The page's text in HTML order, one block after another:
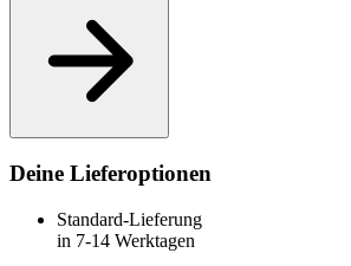
Deine Lieferoptionen
Standard-Lieferung
in 7-14 Werktagen